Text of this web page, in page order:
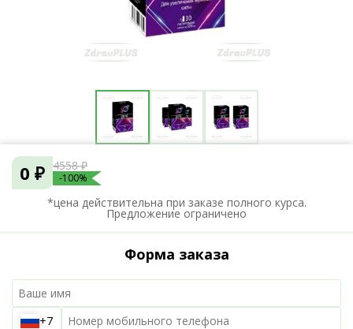
0 ₽ 4558 ₽
-100%
*цена действительна при заказе полного курса.
Предложение ограничено
Форма заказа
+7